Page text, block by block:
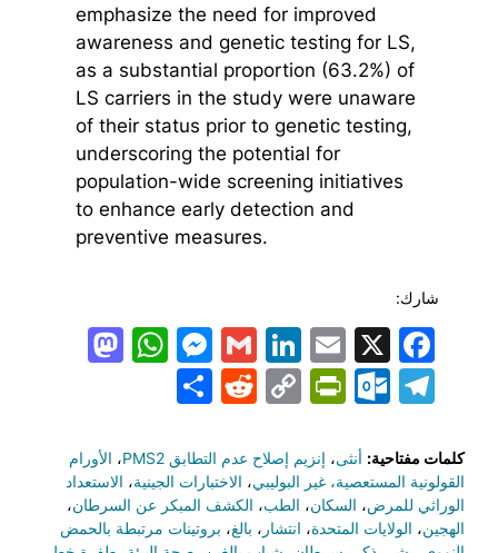
emphasize the need for improved
awareness and genetic testing for LS,
as a substantial proportion (63.2%) of
LS carriers in the study were unaware
of their status prior to genetic testing,
underscoring the potential for
population-wide screening initiatives
to enhance early detection and
preventive measures.
شارك:
Facebook
X
Email
LinkedIn
Gmail
Telegram
Outlook.com
PrintFriendly
Copy
Reddit
Share
كلمات مفتاحية: أنثى، إنزيم إصلاح عدم التطابق PMS2 ، الأورام
القولونية المستعصية، غير البوليبي، الاختبارات الجينية، الاستعداد
الوراثي للمرض، السكان، الطب، الكشف المبكر عن السرطان،
الهجين، الولايات المتحدة، انتشار ، بالغ، بروتينات مرتبطة بالحمض